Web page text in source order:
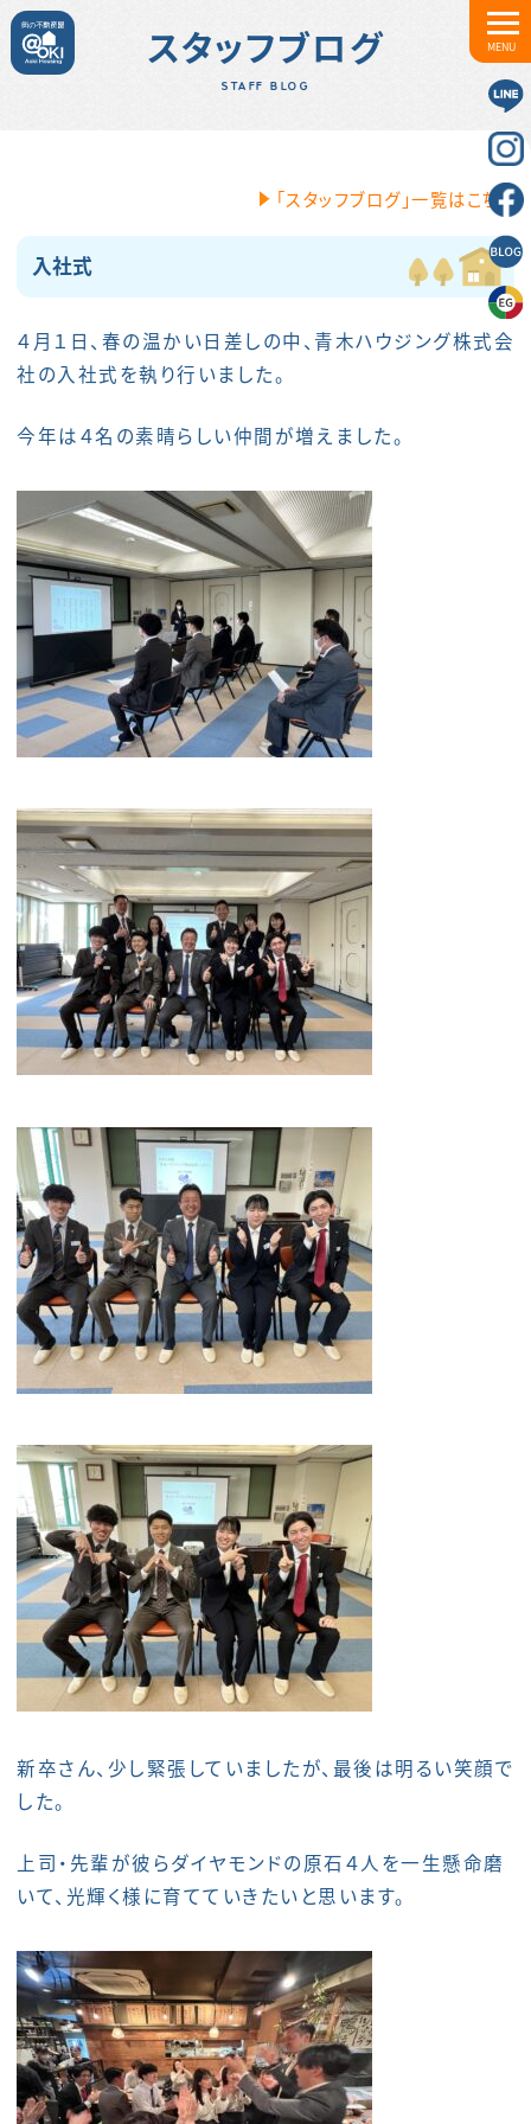
MENU
スタッフブログ
STAFF BLOG
「スタッフブログ」一覧はこちら
入社式
４月１日、春の温かい日差しの中、青木ハウジング株式会
社の入社式を執り行いました。
今年は４名の素晴らしい仲間が増えました。
新卒さん、少し緊張していましたが、最後は明るい笑顔で
した。
上司・先輩が彼らダイヤモンドの原石４人を一生懸命磨
いて、光輝く様に育てていきたいと思います。